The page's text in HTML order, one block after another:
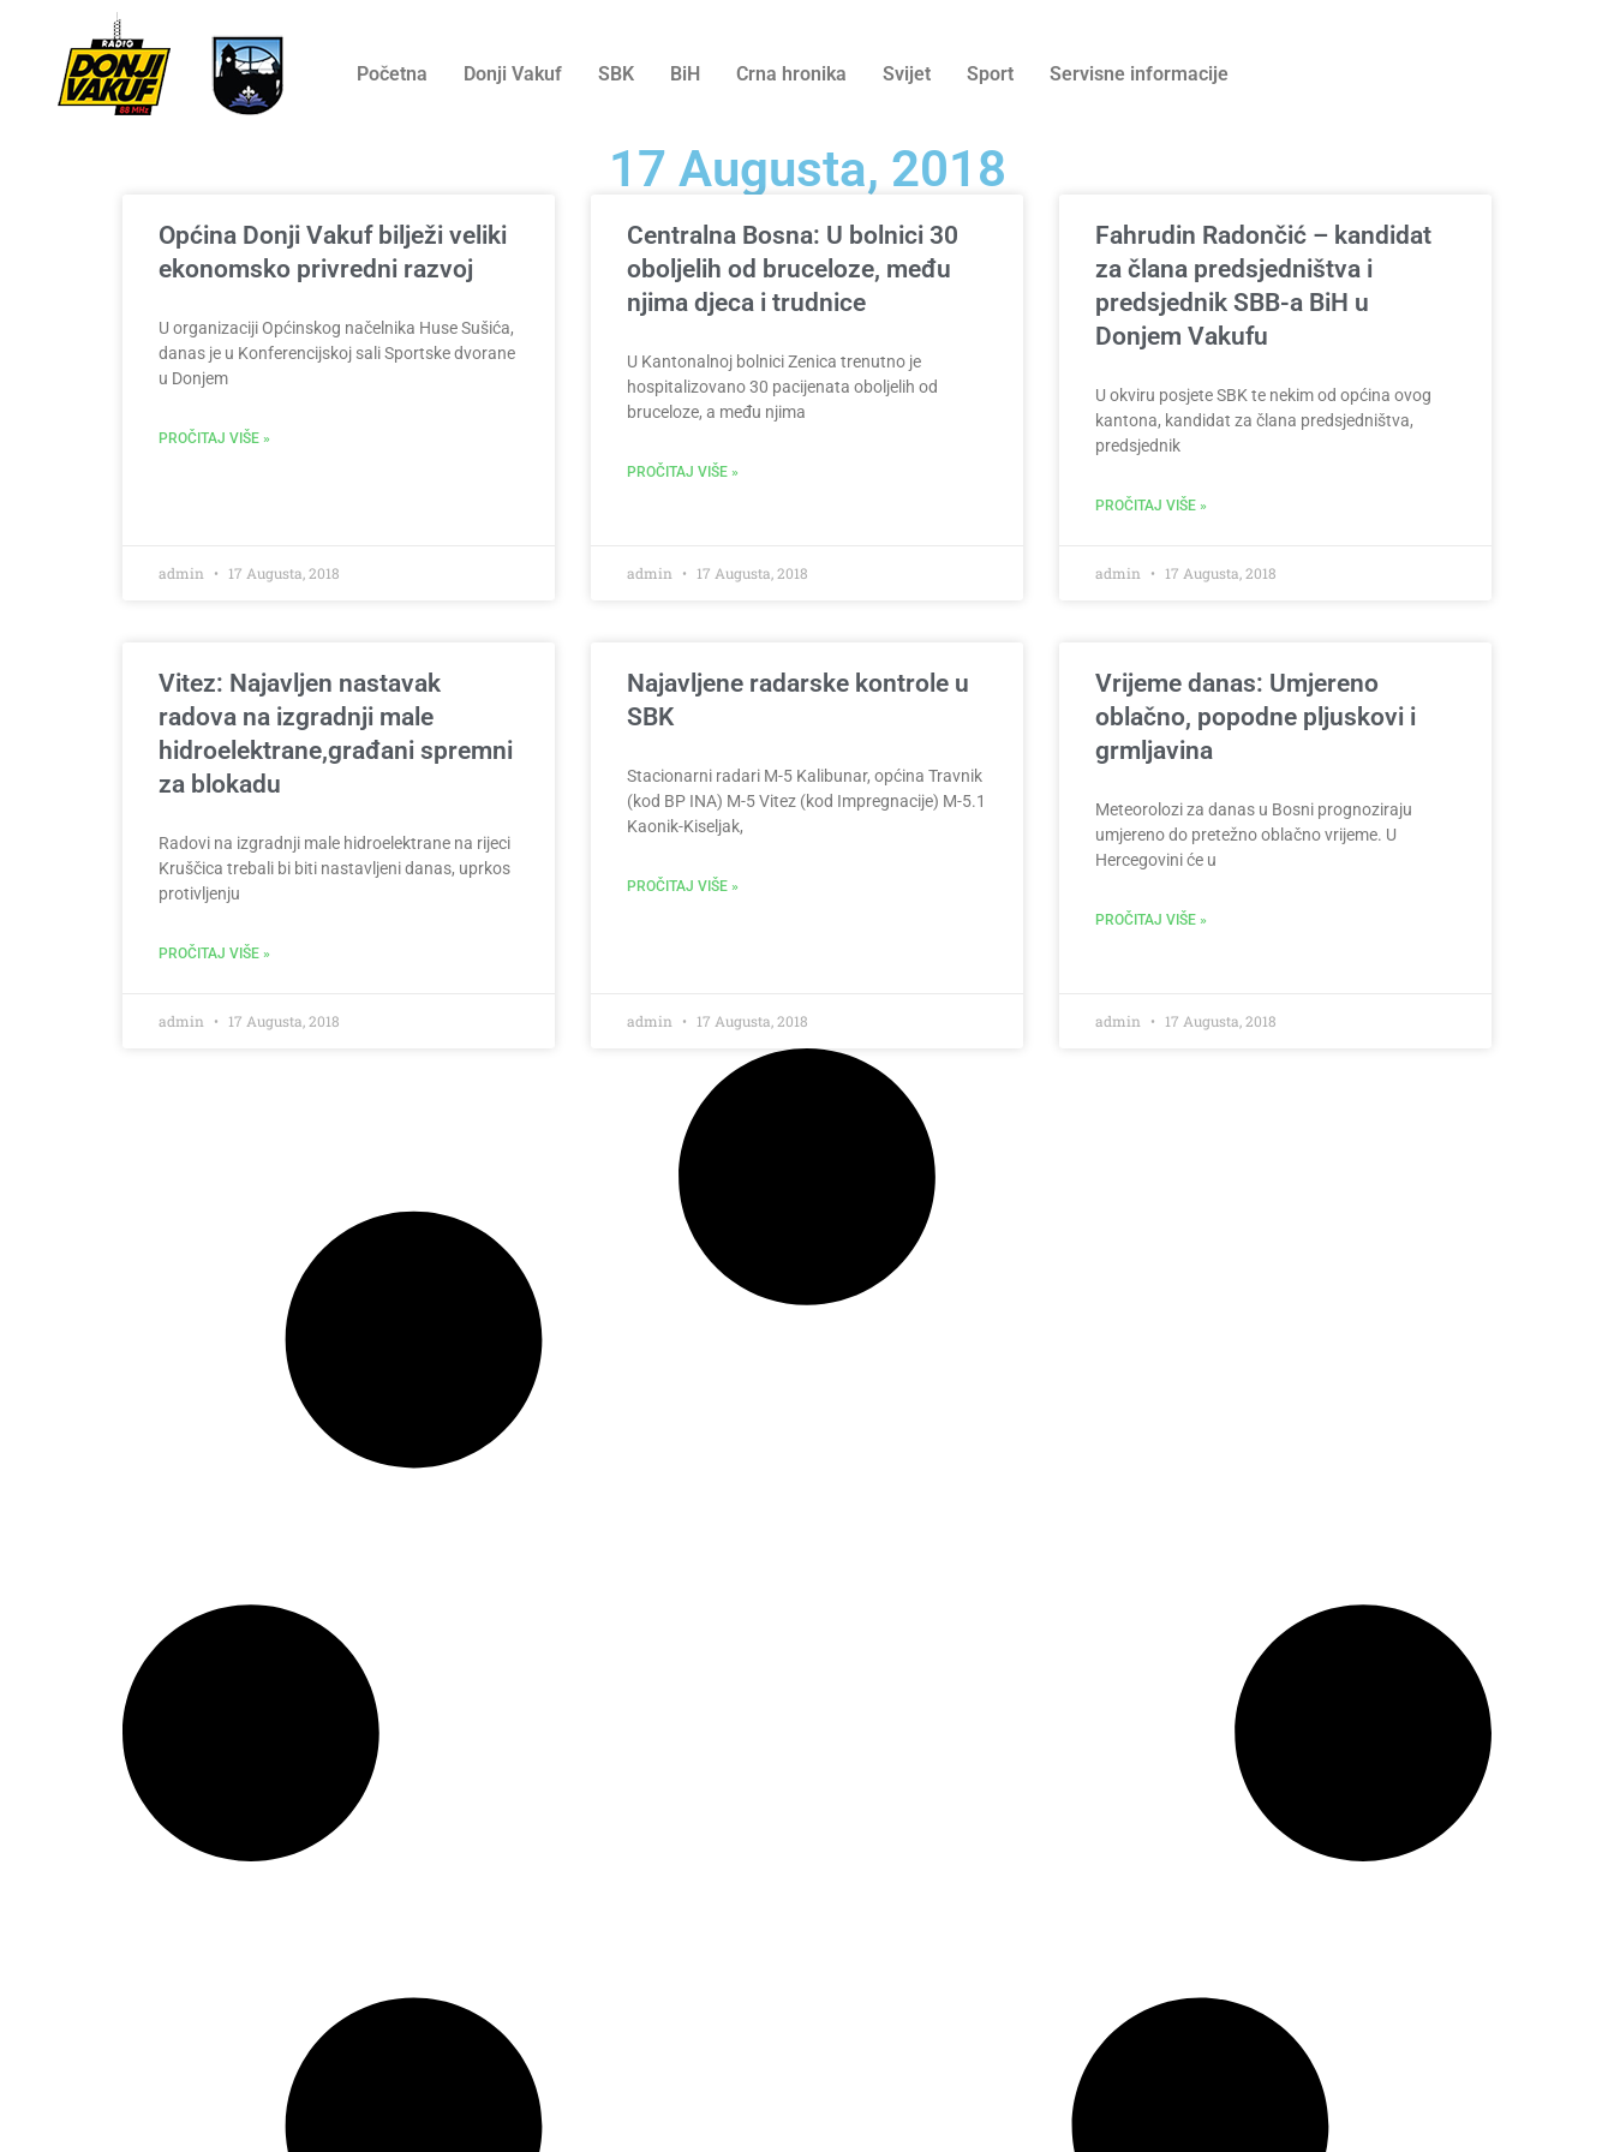
Početna Donji Vakuf SBK BiH Crna hronika Svijet Sport Servisne informacije
17 Augusta, 2018
Općina Donji Vakuf bilježi veliki
ekonomsko privredni razvoj
U organizaciji Općinskog načelnika Huse Sušića,
danas je u Konferencijskoj sali Sportske dvorane
u Donjem
PROČITAJ VIŠE »
admin 17 Augusta, 2018
Centralna Bosna: U bolnici 30
oboljelih od bruceloze, među
njima djeca i trudnice
U Kantonalnoj bolnici Zenica trenutno je
hospitalizovano 30 pacijenata oboljelih od
bruceloze, a među njima
PROČITAJ VIŠE »
admin 17 Augusta, 2018
Fahrudin Radončić – kandidat
za člana predsjedništva i
predsjednik SBB-a BiH u
Donjem Vakufu
U okviru posjete SBK te nekim od općina ovog
kantona, kandidat za člana predsjedništva,
predsjednik
PROČITAJ VIŠE »
admin 17 Augusta, 2018
Vitez: Najavljen nastavak
radova na izgradnji male
hidroelektrane,građani spremni
za blokadu
Radovi na izgradnji male hidroelektrane na rijeci
Kruščica trebali bi biti nastavljeni danas, uprkos
protivljenju
PROČITAJ VIŠE »
admin 17 Augusta, 2018
Najavljene radarske kontrole u
SBK
Stacionarni radari M-5 Kalibunar, općina Travnik
(kod BP INA) M-5 Vitez (kod Impregnacije) M-5.1
Kaonik-Kiseljak,
PROČITAJ VIŠE »
admin 17 Augusta, 2018
Vrijeme danas: Umjereno
oblačno, popodne pljuskovi i
grmljavina
Meteorolozi za danas u Bosni prognoziraju
umjereno do pretežno oblačno vrijeme. U
Hercegovini će u
PROČITAJ VIŠE »
admin 17 Augusta, 2018